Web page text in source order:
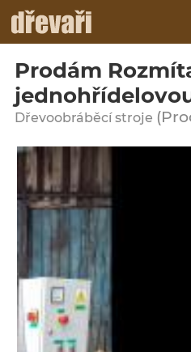
Prodám
Dřevoobráběcí stroje